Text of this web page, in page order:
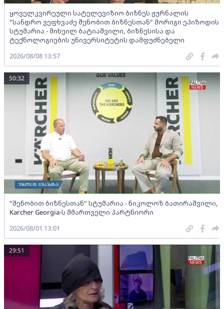
ყოველკვირეული სატელევიზიო ბიზნეს ჟურნალის
"სანდრო ვეფხვაძე შენობით ბიზნესთან" მორიგი ეპიზოდის
სტუმარია - მიხეილ ბატიაშვილი, ბიზნესისა და
ტექნოლოგიების უნივერსიტეტის დამფუძნებელი
2026/08/08 13:57
"შენობით ბიზნესთან" სტუმარია - ნიკოლოზ ბათირაშვილი,
Karcher Georgia-ს მმართველი პარტნიორი
50:32
2026/08/01 13:01
29:51